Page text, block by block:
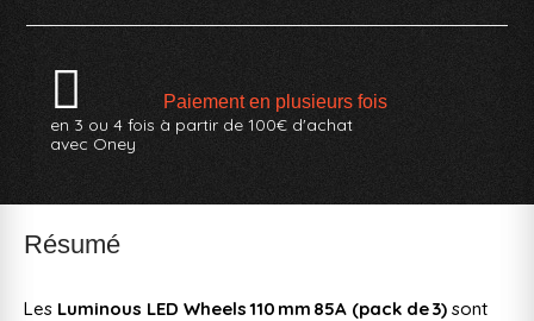
Paiement en plusieurs fois
en 3 ou 4 fois à partir de 100€ d'achat
avec Oney
Résumé
Les Luminous LED Wheels 110 mm 85A (pack de 3) sont